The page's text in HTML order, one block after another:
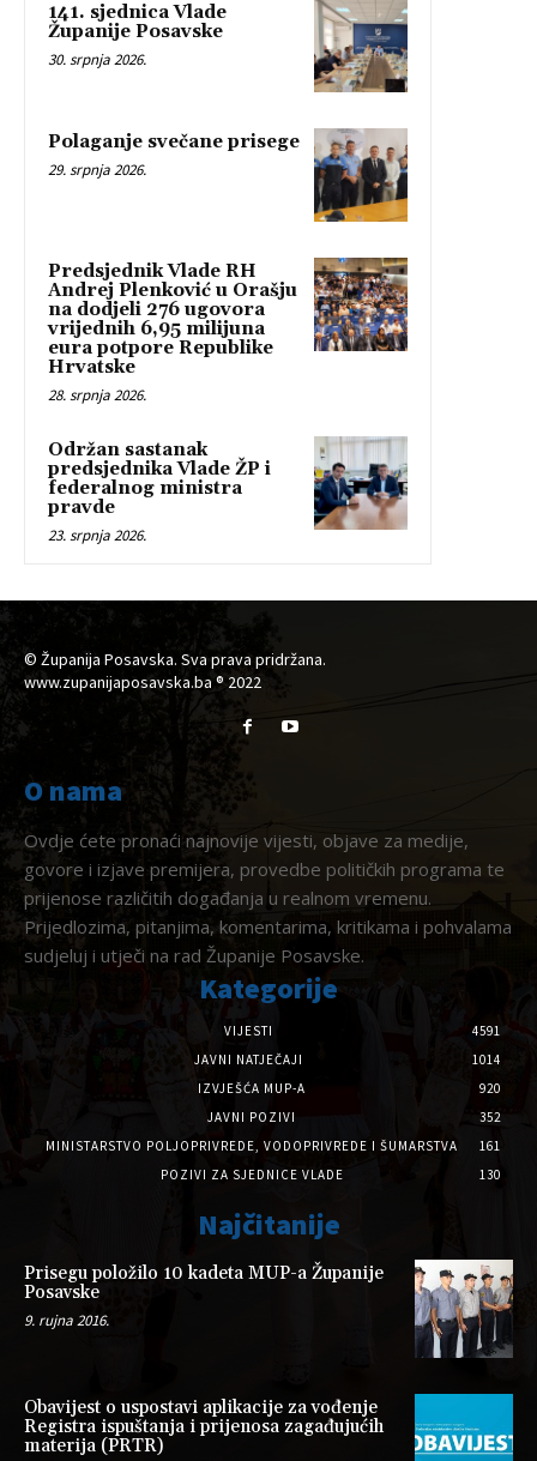
141. sjednica Vlade
Županije Posavske
30. srpnja 2026.
Polaganje svečane prisege
29. srpnja 2026.
Predsjednik Vlade RH
Andrej Plenković u Orašju
na dodjeli 276 ugovora
vrijednih 6,95 milijuna
eura potpore Republike
Hrvatske
28. srpnja 2026.
Održan sastanak
predsjednika Vlade ŽP i
federalnog ministra
pravde
23. srpnja 2026.
© Županija Posavska. Sva prava pridržana.
www.zupanijaposavska.ba ® 2022
O nama
Ovdje ćete pronaći najnovije vijesti, objave za medije,
govore i izjave premijera, provedbe političkih programa te
prijenose različitih događanja u realnom vremenu.
Prijedlozima, pitanjima, komentarima, kritikama i pohvalama
sudjeluj i utječi na rad Županije Posavske.
Kategorije
VIJESTI
4591
JAVNI NATJEČAJI
1014
IZVJEŠĆA MUP-A
920
JAVNI POZIVI
352
MINISTARSTVO POLJOPRIVREDE, VODOPRIVREDE I ŠUMARSTVA
161
POZIVI ZA SJEDNICE VLADE
130
Najčitanije
Prisegu položilo 10 kadeta MUP-a Županije
Posavske
9. rujna 2016.
Obavijest o uspostavi aplikacije za vođenje
Registra ispuštanja i prijenosa zagađujućih
materija (PRTR)